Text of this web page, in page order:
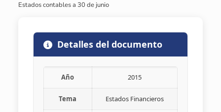
Estados contables a 30 de junio
Detalles del documento
Año 2015
Tema Estados Financieros